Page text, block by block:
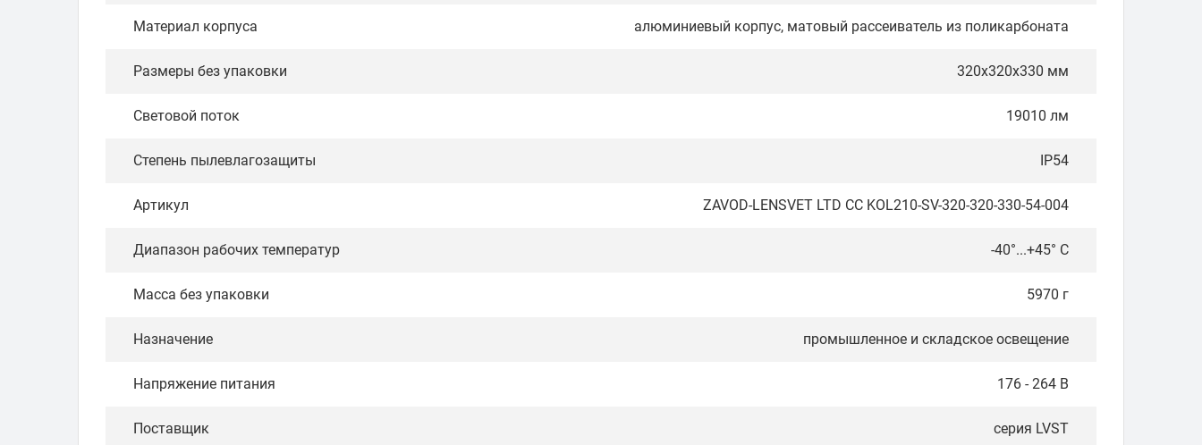
Материал корпуса алюминиевый корпус, матовый рассеиватель из поликарбоната
Размеры без упаковки 320х320х330 мм
Световой поток 19010 лм
Степень пылевлагозащиты IP54
Артикул ZAVOD-LENSVET LTD CC KOL210-SV-320-320-330-54-004
Диапазон рабочих температур -40°...+45° C
Масса без упаковки 5970 г
Назначение промышленное и складское освещение
Напряжение питания 176 - 264 В
Поставщик серия LVST